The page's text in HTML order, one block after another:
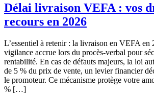
Délai livraison VEFA : vos
recours en 2026
L’essentiel à retenir : la livraison en VEFA en
vigilance accrue lors du procès-verbal pour
rentabilité. En cas de défauts majeurs, la loi
de 5 % du prix de vente, un levier financier
le promoteur. Ce mécanisme protège votre
% […]